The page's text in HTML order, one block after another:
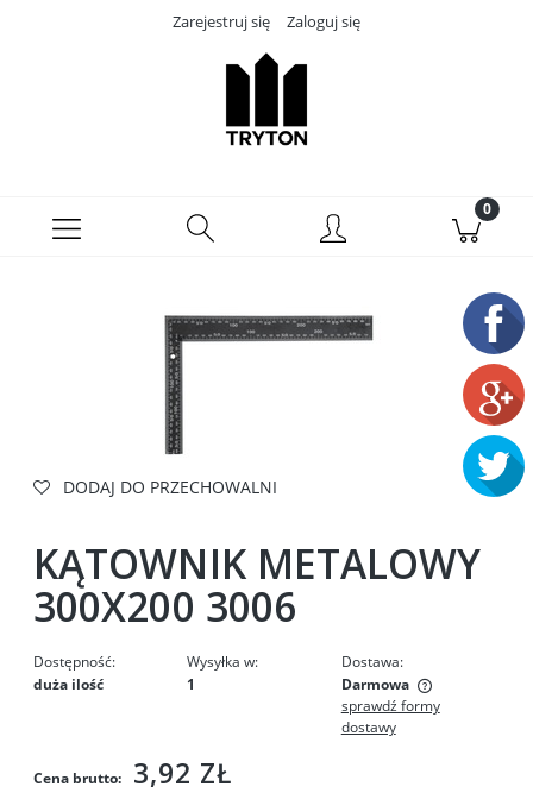
Zarejestruj się Zaloguj się
DODAJ DO PRZECHOWALNI
KĄTOWNIK METALOWY
300X200 3006
Dostępność:
duża ilość
Wysyłka w:
1
Dostawa:
Darmowa
Cena nie zawiera ewentualnych kosztów płatności
sprawdź formy
dostawy
Cena brutto: 3,92 ZŁ